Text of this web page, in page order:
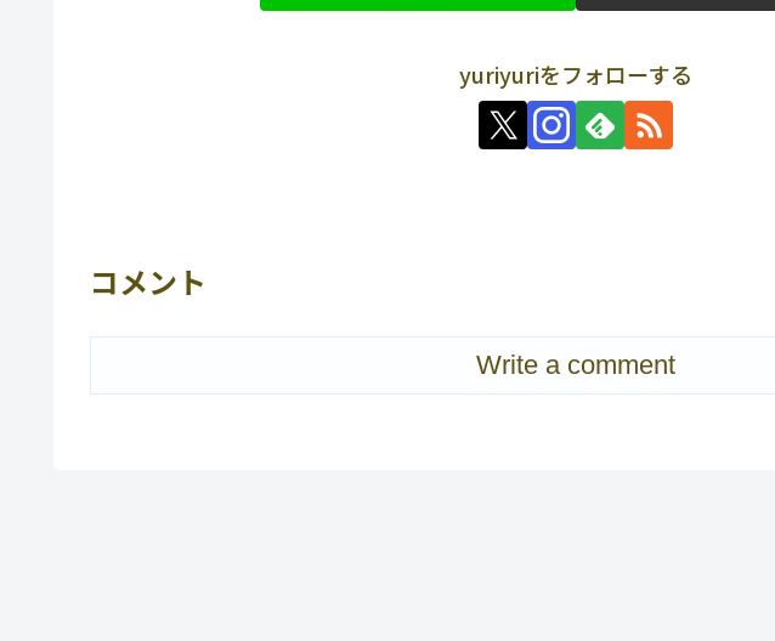
yuriyuriをフォローする
コメント
Write a comment